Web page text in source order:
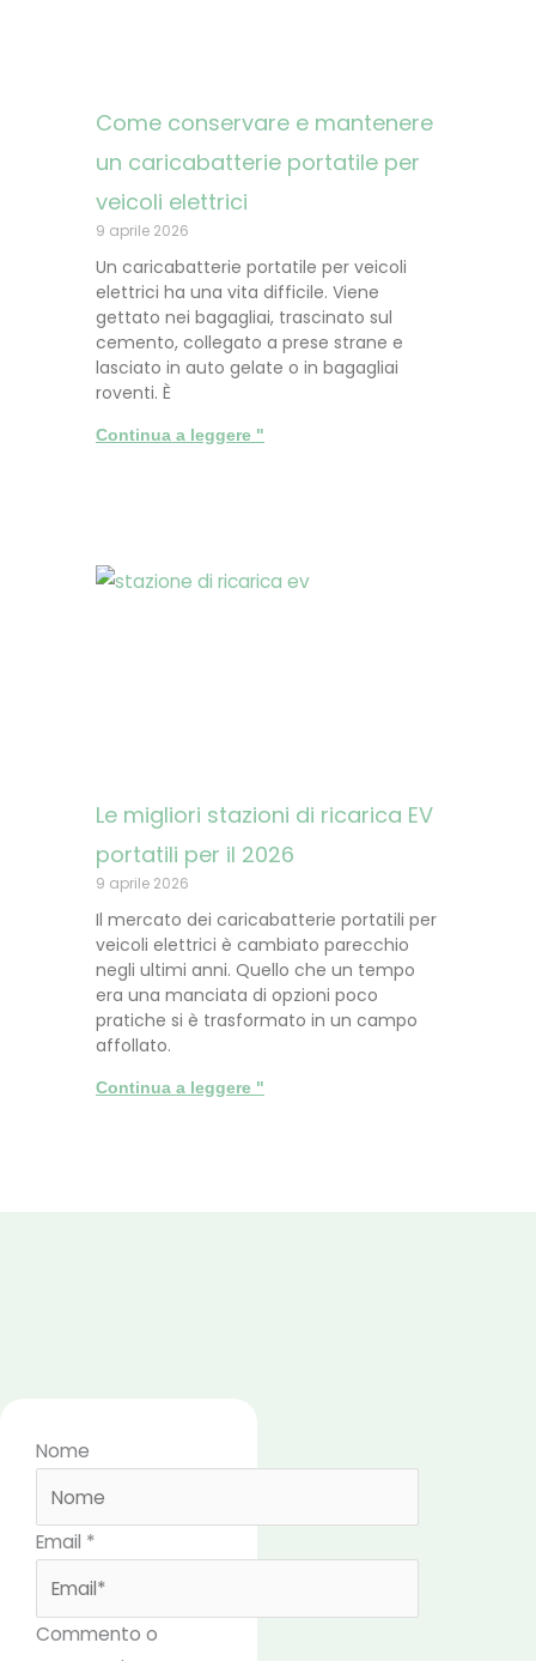
Come conservare e mantenere
un caricabatterie portatile per
veicoli elettrici
9 aprile 2026
Un caricabatterie portatile per veicoli
elettrici ha una vita difficile. Viene
gettato nei bagagliai, trascinato sul
cemento, collegato a prese strane e
lasciato in auto gelate o in bagagliai
roventi. È
Continua a leggere "
Le migliori stazioni di ricarica EV
portatili per il 2026
9 aprile 2026
Il mercato dei caricabatterie portatili per
veicoli elettrici è cambiato parecchio
negli ultimi anni. Quello che un tempo
era una manciata di opzioni poco
pratiche si è trasformato in un campo
affollato.
Continua a leggere "
Nome
Email *
Commento o